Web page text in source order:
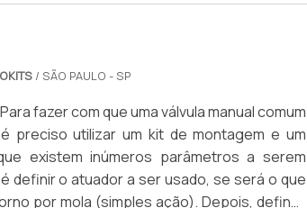
/ SÃO PAULO - SP
fazer com que uma válvula manual comum
preciso utilizar um kit de montagem e um
existem inúmeros parâmetros a serem
definir o atuador a ser usado, se será o que
por mola (simples ação). Depois, define-